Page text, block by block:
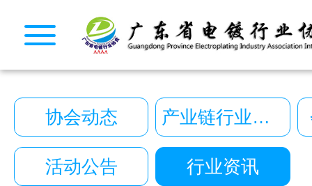
协会动态 产业链行业动态
活动公告 行业资讯
CopyRight © 2026 广东省电镀行业协会. All
10222390号
一键拨号
一键导航
CopyRight 2026 All Right Reserved 广东省电
10222390号
技术支持:艾迪品牌策划